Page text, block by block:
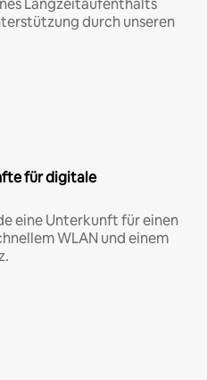
Langzeitaufenthalts
durch unseren
für digitale
eine Unterkunft für einen
WLAN und einem